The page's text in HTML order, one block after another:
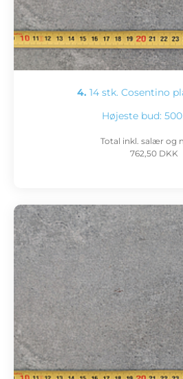
4. 14 stk. Cosentino
Højeste bud:
Total inkl. salær og
762,50 DKK